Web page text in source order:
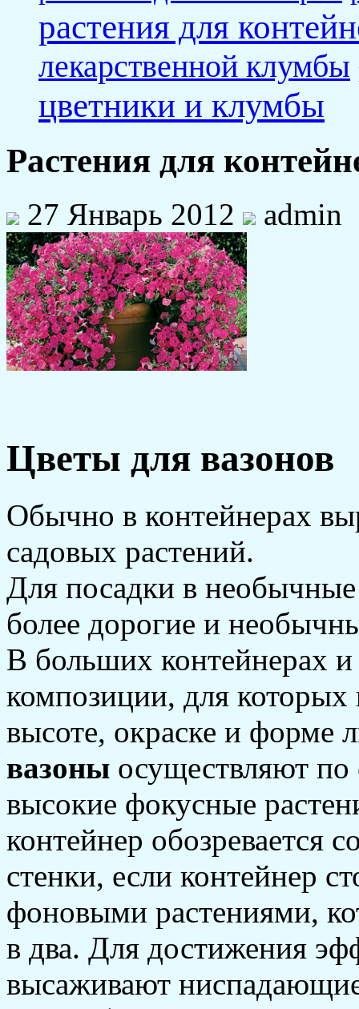
растения для
лекарственной клумбы
цветники и клумбы
Растения для
27 Январь 2012 admin
Цветы для вазонов
Обычно в контейнерах
садовых растений.
Для посадки в
более дорогие и
В больших контейнерах и
композиции, для
высоте, окраске и форме
вазоны осуществляют
высокие фокусные
контейнер обозревается
стенки, если контейнер
фоновыми растениями,
в два. Для достижения
высаживают